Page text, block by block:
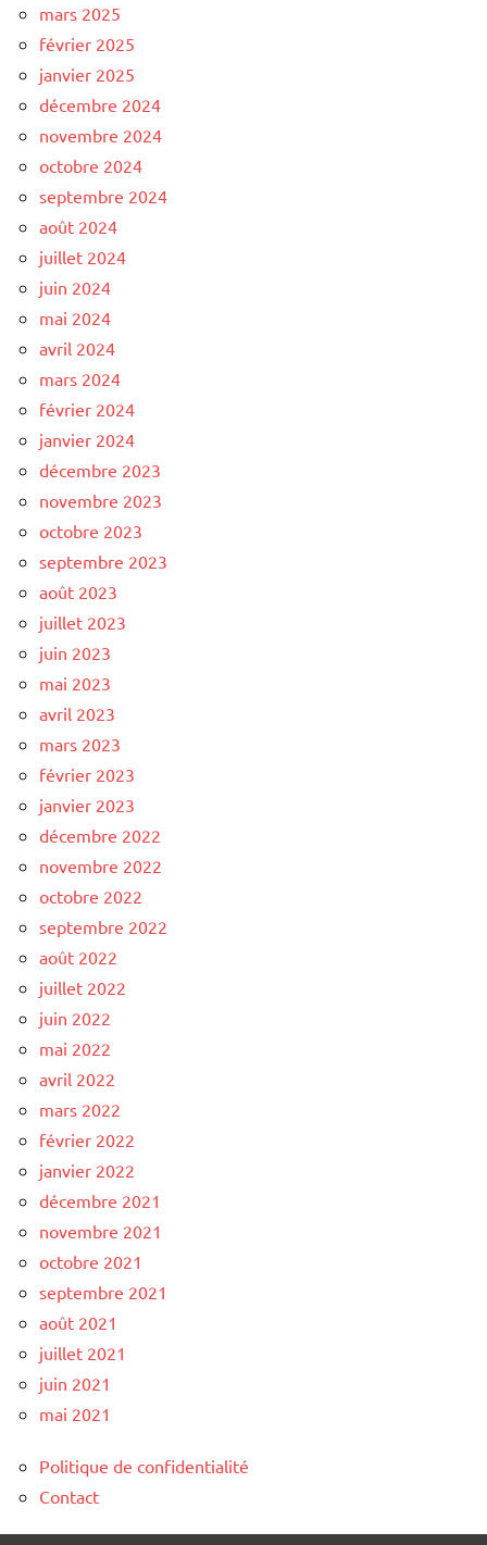
mars 2025
février 2025
janvier 2025
décembre 2024
novembre 2024
octobre 2024
septembre 2024
août 2024
juillet 2024
juin 2024
mai 2024
avril 2024
mars 2024
février 2024
janvier 2024
décembre 2023
novembre 2023
octobre 2023
septembre 2023
août 2023
juillet 2023
juin 2023
mai 2023
avril 2023
mars 2023
février 2023
janvier 2023
décembre 2022
novembre 2022
octobre 2022
septembre 2022
août 2022
juillet 2022
juin 2022
mai 2022
avril 2022
mars 2022
février 2022
janvier 2022
décembre 2021
novembre 2021
octobre 2021
septembre 2021
août 2021
juillet 2021
juin 2021
mai 2021
Politique de confidentialité
Contact